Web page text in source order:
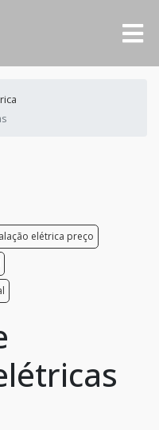
elétrica preço